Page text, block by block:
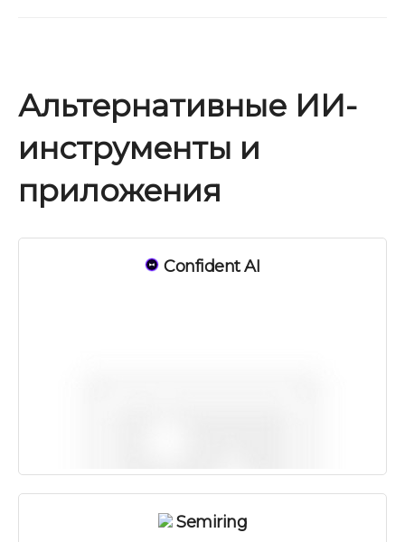
Альтернативные ИИ-
инструменты и
приложения
Confident AI
Semiring